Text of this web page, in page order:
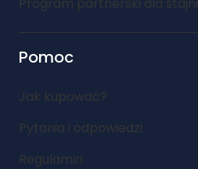
Program partnerski dla stajni
Pomoc
Jak kupować?
Pytania i odpowiedzi
Regulamin